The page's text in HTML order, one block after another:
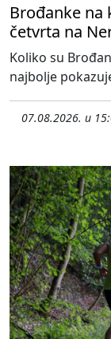
Brođanke na
četvrta na
Koliko su
najbolje
07.08.2026. u